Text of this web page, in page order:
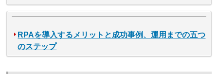
RPAを導入するメリットと成功事例、運用までの五つ
のステップ